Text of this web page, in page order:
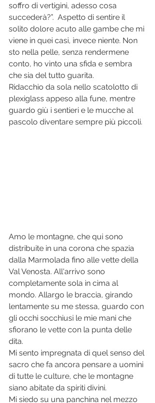
soffro di vertigini, adesso cosa
succederà?”.  Aspetto di sentire il
solito dolore acuto alle gambe che mi
viene in quei casi, invece niente. Non
sto nella pelle, senza rendermene
conto, ho vinto una sfida e sembra
che sia del tutto guarita.
Ridacchio da sola nello scatolotto di
plexiglass appeso alla fune, mentre
guardo giù i sentieri e le mucche al
pascolo diventare sempre più piccoli.
Amo le montagne, che qui sono
distribuite in una corona che spazia
dalla Marmolada fino alle vette della
Val Venosta. All'arrivo sono
completamente sola in cima al
mondo. Allargo le braccia, girando
lentamente su me stessa, guardo con
gli occhi socchiusi le mie mani che
sfiorano le vette con la punta delle
dita.
Mi sento impregnata di quel senso del
sacro che fa ancora pensare a uomini
di tutte le culture, che le montagne
siano abitate da spiriti divini.
Mi siedo su una panchina nel mezzo